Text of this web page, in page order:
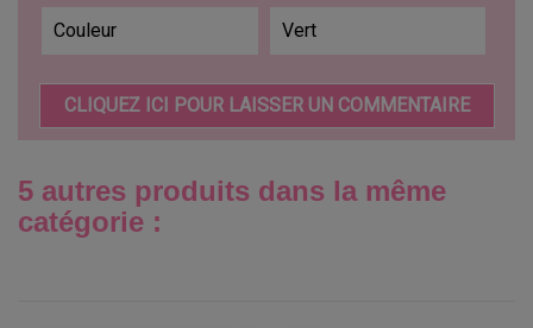
Couleur Vert
CLIQUEZ ICI POUR LAISSER UN COMMENTAIRE
5 autres produits dans la même
catégorie :